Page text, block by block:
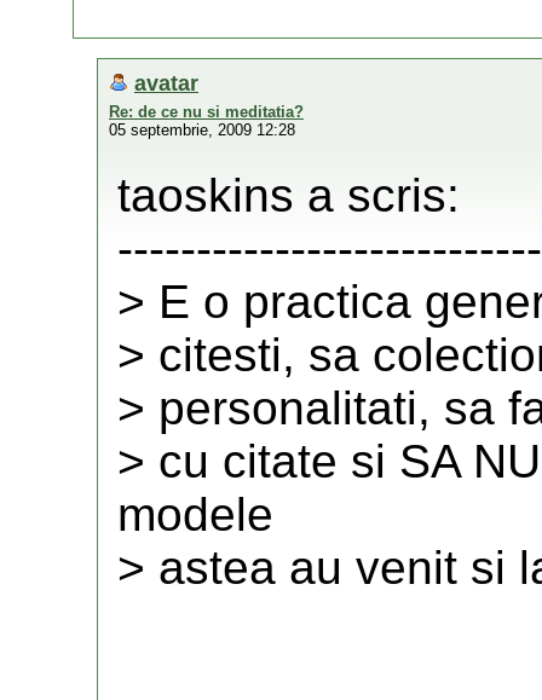
avatar
Re: de ce nu si meditatia?
05 septembrie, 2009 12:28
taoskins a scris:
> E o practica
> citesti, sa
> personalitati, sa
> cu citate si SA
modele
> astea au venit si